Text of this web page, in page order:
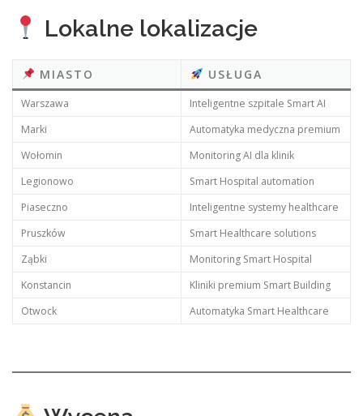
Lokalne lokalizacje
MIASTO USŁUGA
Warszawa
Inteligentne szpitale Smart AI
Marki
Automatyka medyczna premium
Wołomin
Monitoring AI dla klinik
Legionowo
Smart Hospital automation
Piaseczno
Inteligentne systemy healthcare
Pruszków
Smart Healthcare solutions
Ząbki
Monitoring Smart Hospital
Konstancin
Kliniki premium Smart Building
Otwock
Automatyka Smart Healthcare